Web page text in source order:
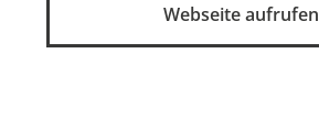
Webseite aufrufen